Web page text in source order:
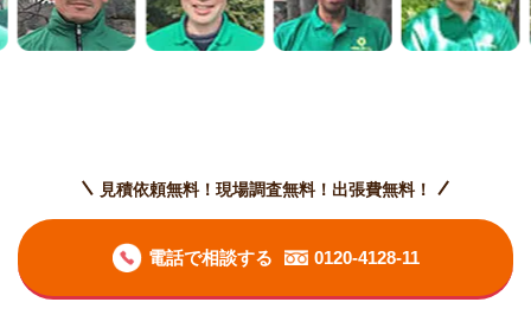
見積依頼無料！現場調査無料！出張費無料！
電話で相談する 0120-4128-11